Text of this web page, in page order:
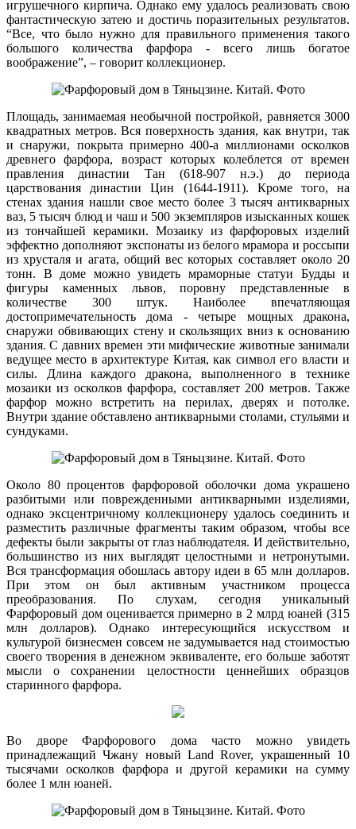
игрушечного кирпича. Однако ему удалось реализовать свою
фантастическую затею и достичь поразительных результатов.
“Все, что было нужно для правильного применения такого
большого количества фарфора - всего лишь богатое
воображение”, – говорит коллекционер.
Площадь, занимаемая необычной постройкой, равняется 3000
квадратных метров. Вся поверхность здания, как внутри, так
и снаружи, покрыта примерно 400-а миллионами осколков
древнего фарфора, возраст которых колеблется от времен
правления династии Тан (618-907 н.э.) до периода
царствования династии Цин (1644-1911). Кроме того, на
стенах здания нашли свое место более 3 тысяч антикварных
ваз, 5 тысяч блюд и чаш и 500 экземпляров изысканных кошек
из тончайшей керамики. Мозаику из фарфоровых изделий
эффектно дополняют экспонаты из белого мрамора и россыпи
из хрусталя и агата, общий вес которых составляет около 20
тонн. В доме можно увидеть мраморные статуи Будды и
фигуры каменных львов, поровну представленные в
количестве 300 штук. Наиболее впечатляющая
достопримечательность дома - четыре мощных дракона,
снаружи обвивающих стену и скользящих вниз к основанию
здания. С давних времен эти мифические животные занимали
ведущее место в архитектуре Китая, как символ его власти и
силы. Длина каждого дракона, выполненного в технике
мозаики из осколков фарфора, составляет 200 метров. Также
фарфор можно встретить на перилах, дверях и потолке.
Внутри здание обставлено антикварными столами, стульями и
сундуками.
Около 80 процентов фарфоровой оболочки дома украшено
разбитыми или поврежденными антикварными изделиями,
однако эксцентричному коллекционеру удалось соединить и
разместить различные фрагменты таким образом, чтобы все
дефекты были закрыты от глаз наблюдателя. И действительно,
большинство из них выглядят целостными и нетронутыми.
Вся трансформация обошлась автору идеи в 65 млн долларов.
При этом он был активным участником процесса
преобразования. По слухам, сегодня уникальный
Фарфоровый дом оценивается примерно в 2 млрд юаней (315
млн долларов). Однако интересующийся искусством и
культурой бизнесмен совсем не задумывается над стоимостью
своего творения в денежном эквиваленте, его больше заботят
мысли о сохранении целостности ценнейших образцов
старинного фарфора.
Во дворе Фарфорового дома часто можно увидеть
принадлежащий Чжану новый Land Rover, украшенный 10
тысячами осколков фарфора и другой керамики на сумму
более 1 млн юаней.